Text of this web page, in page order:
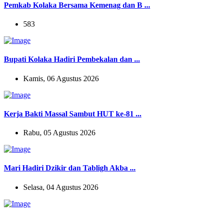
Pemkab Kolaka Bersama Kemenag dan B ...
583
Bupati Kolaka Hadiri Pembekalan dan ...
Kamis, 06 Agustus 2026
Kerja Bakti Massal Sambut HUT ke-81 ...
Rabu, 05 Agustus 2026
Mari Hadiri Dzikir dan Tabligh Akba ...
Selasa, 04 Agustus 2026